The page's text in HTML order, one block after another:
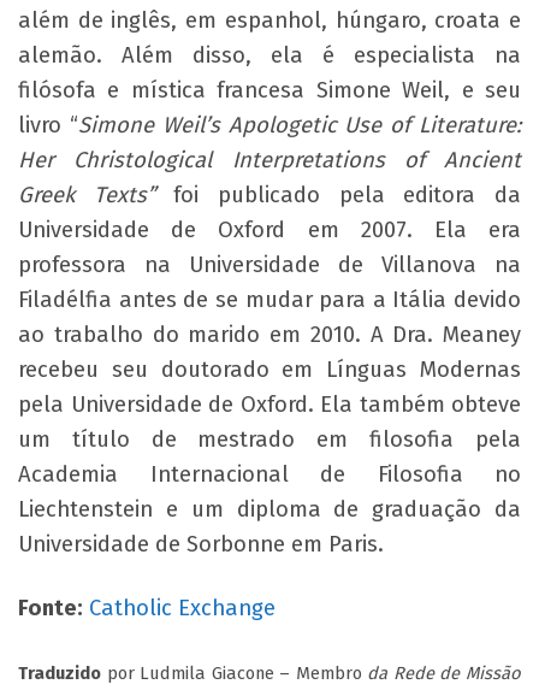
além de inglês, em espanhol, húngaro, croata e
alemão. Além disso, ela é especialista na
filósofa e mística francesa Simone Weil, e seu
livro “Simone Weil’s Apologetic Use of Literature:
Her Christological Interpretations of Ancient
Greek Texts”foi publicado pela editora da
Universidade de Oxford em 2007. Ela era
professora na Universidade de Villanova na
Filadélfia antes de se mudar para a Itália devido
ao trabalho do marido em 2010. A Dra. Meaney
recebeu seu doutorado em Línguas Modernas
pela Universidade de Oxford. Ela também obteve
um título de mestrado em filosofia pela
Academia Internacional de Filosofia no
Liechtenstein e um diploma de graduação da
Universidade de Sorbonne em Paris.
Fonte: Catholic Exchange
Traduzido por Ludmila Giacone – Membro da Rede de Missão